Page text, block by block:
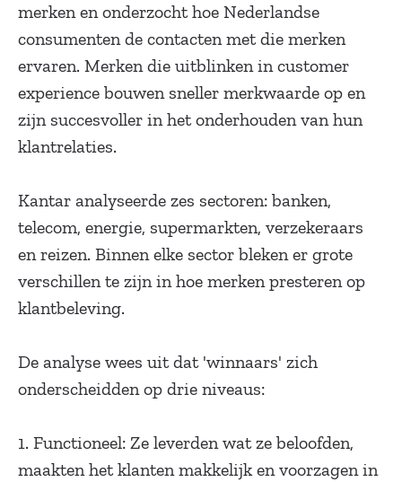
merken en onderzocht hoe Nederlandse
consumenten de contacten met die merken
ervaren. Merken die uitblinken in customer
experience bouwen sneller merkwaarde op en
zijn succesvoller in het onderhouden van hun
klantrelaties.
Kantar analyseerde zes sectoren: banken,
telecom, energie, supermarkten, verzekeraars
en reizen. Binnen elke sector bleken er grote
verschillen te zijn in hoe merken presteren op
klantbeleving.
De analyse wees uit dat 'winnaars' zich
onderscheidden op drie niveaus:
1. Functioneel: Ze leverden wat ze beloofden,
maakten het klanten makkelijk en voorzagen in